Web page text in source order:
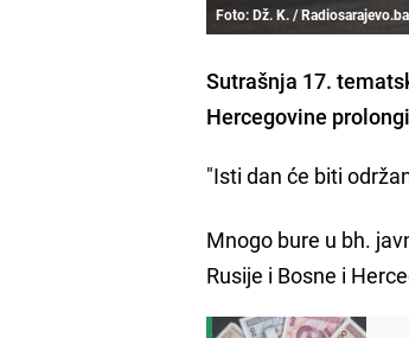
Foto: Dž. K. /
Sutrašnja 17.
Hercegovine
"Isti dan će biti
Mnogo bure u bh.
Rusije i Bosne i